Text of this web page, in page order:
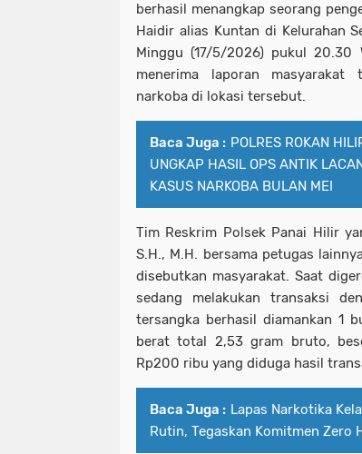
berhasil menangkap seorang
Haidir alias Kuntan di Kelurahan
Minggu (17/5/2026) pukul 20.30
menerima laporan
narkoba di lokasi tersebut.
Baca Juga : POLRES ROKAN
UNGKAP HASIL OPS ANTIK
KASUS NARKOBA BULAN MEI
Tim Reskrim Polsek Panai Hilir
S.H., M.H. bersama petugas
disebutkan masyarakat. Saat
sedang melakukan transaksi
tersangka berhasil diamankan 1
berat total 2,53 gram bruto,
Rp200 ribu yang diduga hasil
Baca Juga : Lapas Narkotika
Rutin, Tegaskan Komitmen Zero